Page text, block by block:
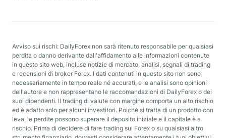
Avviso sui rischi: DailyForex non sarà ritenuto responsabile per qualsiasi
perdita o danno derivante dall'affidamento alle informazioni contenute
in questo sito web, incluse notizie di mercato, analisi, segnali di trading
e recensioni di broker Forex. I dati contenuti in questo sito non sono
necessariamente in tempo reale né accurati, e le analisi sono opinioni
dell'autore e non rappresentano le raccomandazioni di DailyForex o dei
suoi dipendenti. Il trading di valute con margine comporta un alto rischio
ed è adatto solo per alcuni investitori. Poiché si tratta di un prodotto con
leva, le perdite possono superare il deposito iniziale e il capitale è a
rischio. Prima di decidere di fare trading sul Forex o su qualsiasi altro